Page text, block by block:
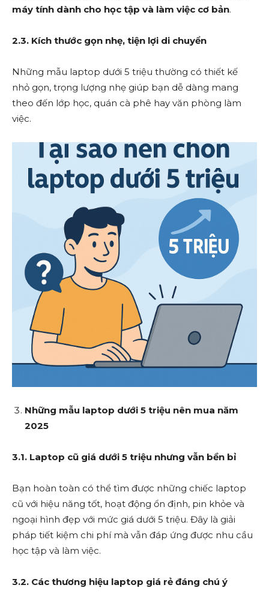
máy tính dành cho học tập và làm việc cơ bản.
2.3. Kích thước gọn nhẹ, tiện lợi di chuyển
Những mẫu laptop dưới 5 triệu thường có thiết kế
nhỏ gọn, trọng lượng nhẹ giúp bạn dễ dàng mang
theo đến lớp học, quán cà phê hay văn phòng làm
việc.
Những mẫu laptop dưới 5 triệu nên mua năm
2025
3.1. Laptop cũ giá dưới 5 triệu nhưng vẫn bền bỉ
Bạn hoàn toàn có thể tìm được những chiếc laptop
cũ với hiệu năng tốt, hoạt động ổn định, pin khỏe và
ngoại hình đẹp với mức giá dưới 5 triệu. Đây là giải
pháp tiết kiệm chi phí mà vẫn đáp ứng được nhu cầu
học tập và làm việc.
3.2. Các thương hiệu laptop giá rẻ đáng chú ý